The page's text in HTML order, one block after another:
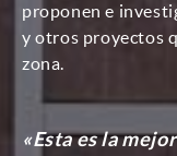
proponen e
y otros proyectos
zona.
«Esta es la